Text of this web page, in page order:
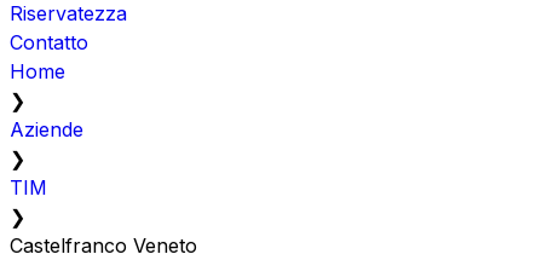
Riservatezza
Contatto
Home
❯
Aziende
❯
TIM
❯
Castelfranco Veneto